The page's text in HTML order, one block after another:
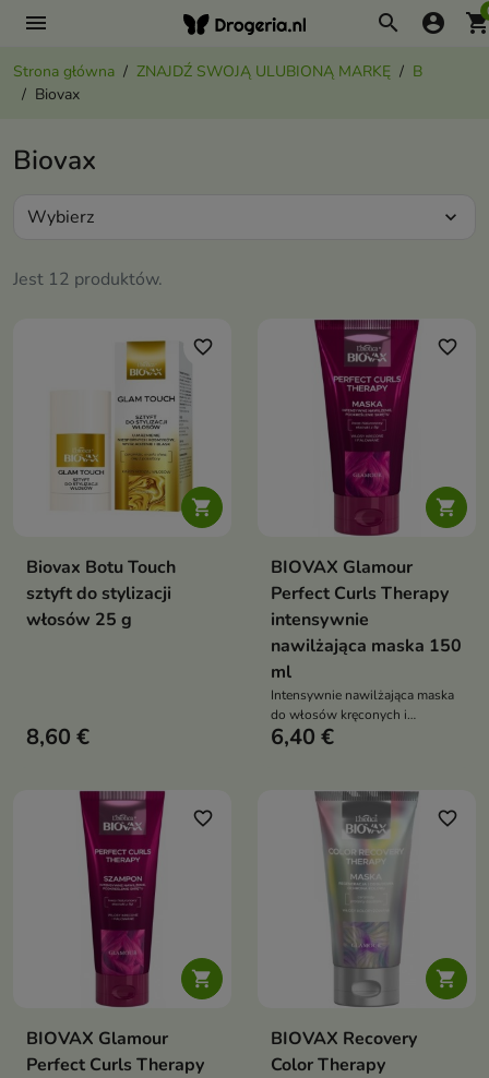
menu search account_circle
Strona główna ZNAJDŹ SWOJĄ ULUBIONĄ MARKĘ
B
Biovax
Biovax
Jest 12 produktów.
Wybierz expand_more

favorite_border
Biovax Botu Touch
sztyft do stylizacji
włosów 25 g
8,60 €

favorite_border
BIOVAX Glamour
Perfect Curls Therapy
intensywnie
nawilżająca maska 150
ml
Intensywnie nawilżająca maska
do włosów kręconych i
falowanych
6,40 €

favorite_border
BIOVAX Glamour
Perfect Curls Therapy

favorite_border
BIOVAX Recovery
Color Therapy